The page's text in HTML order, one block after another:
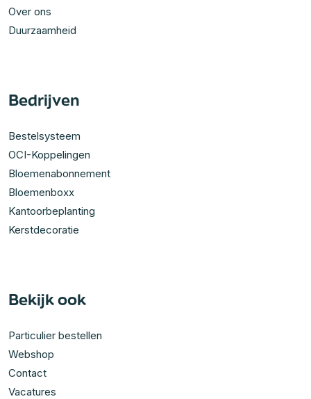
Over ons
Duurzaamheid
Bedrijven
Bestelsysteem
OCI-Koppelingen
Bloemenabonnement
Bloemenboxx
Kantoorbeplanting
Kerstdecoratie
Bekijk ook
Particulier bestellen
Webshop
Contact
Vacatures